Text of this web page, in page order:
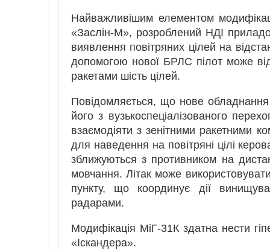
Найважливішим елементом
«Заслін-М», розроблений НДІ
виявлення повітряних цілей на
допомогою нової БРЛС пілот може
ракетами шість цілей.
Повідомляється, що нове
його з вузькоспеціалізованого
взаємодіяти з зенітними ракетними
для наведення на повітряні цілі
зближуються з противником на
мовчання. Літак може
пункту, що координує дії
радарами.
Модифікація МіГ-31К здатна нести
«Іскандера».